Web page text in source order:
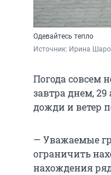
Одевайтесь тепло
Источник: Ирина
Погода совсем
завтра днем,
дожди и ветер
— Уважаемые
ограничить
нахождения